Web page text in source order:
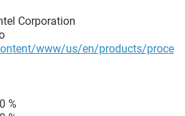
Corporation
www/us/en/products/proce
%